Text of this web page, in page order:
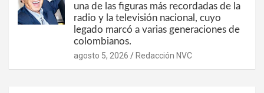
una de las figuras más recordadas de la
radio y la televisión nacional, cuyo
legado marcó a varias generaciones de
colombianos.
agosto 5, 2026 Redacción NVC